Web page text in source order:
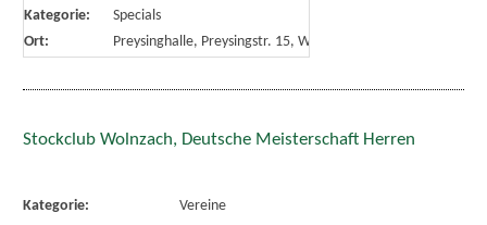
Kategorie:
Specials
Ort:
Preysinghalle, Preysingstr. 15, Wolnzach
Stockclub Wolnzach, Deutsche Meisterschaft Herren
Kategorie:
Vereine